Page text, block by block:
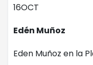
16OCT
Edén Muñoz
Eden Muñoz en la